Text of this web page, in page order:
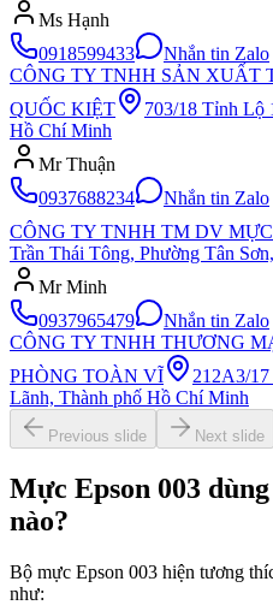
Ms Hạnh
0918599433
Nhắn tin Zalo
CÔNG TY TNHH SẢN XUẤT
QUỐC KIỆT
703/18 Tỉnh Lộ
Hồ Chí Minh
Mr Thuận
0937688234
Nhắn tin Zalo
CÔNG TY TNHH TM DV
Trần Thái Tông, Phường Tân
Mr Minh
0937965479
Nhắn tin Zalo
CÔNG TY TNHH THƯƠNG
PHÒNG TOÀN VĨ
212A3/
Lãnh, Thành phố Hồ Chí Minh
Previous slide Next slide
Mực Epson 003
nào?
Bộ mực Epson 003 hiện tương
như: